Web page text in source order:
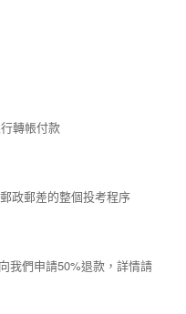
轉帳付款
政郵差的整個投考程序
我們申請50%退款，詳情請